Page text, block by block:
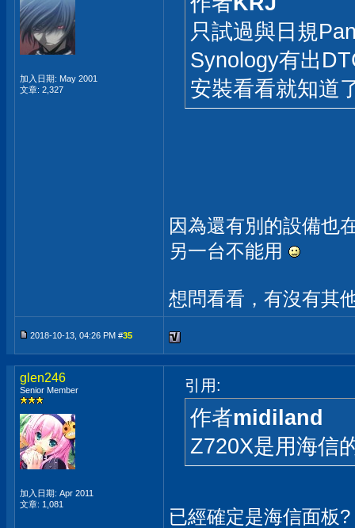
加入日期: May 2001
文章: 2,327
只試過與日規
Synology有出
安裝看看就知道
因為還有別的設備也
另一台不能用
想問看看，有沒有其
2018-10-13, 04:26 PM #35
glen246
Senior Member
加入日期: Apr 2011
文章: 1,081
引用:
作者midiland
Z720X是用海信
已經確定是海信面板?